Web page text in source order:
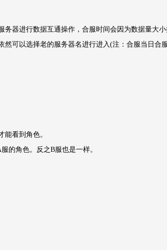
务器进行数据互通操作，合服时间会因为数据量大
可以选择老的服务器名进行进入(注：合服当日合
看到角色。
的角色。反之B服也是一样。